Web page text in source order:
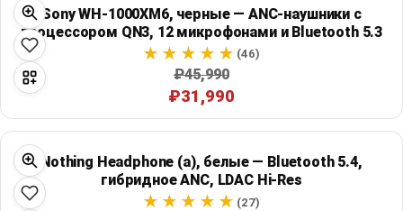
Plans & Pricing
Log in
Sony WH-1000XM6, черные — ANC-наушники с
процессором QN3, 12 микрофонами и Bluetooth 5.3
(46)
₽45,990
₽31,990
Nothing Headphone (a), белые — Bluetooth 5.4,
гибридное ANC, LDAC Hi-Res
(27)